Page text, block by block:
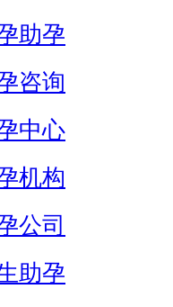
助孕
咨询
中心
机构
公司
助孕